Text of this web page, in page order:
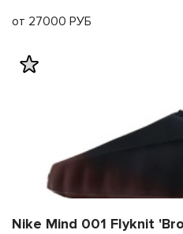
от 27000 РУБ
Nike Mind 001 Flyknit